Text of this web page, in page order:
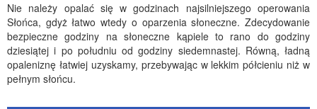
Nie należy opalać się w godzinach najsilniejszego operowania
Słońca, gdyż łatwo wtedy o oparzenia słoneczne. Zdecydowanie
bezpieczne godziny na słoneczne kąpiele to rano do godziny
dziesiątej i po południu od godziny siedemnastej. Równą, ładną
opaleniznę łatwiej uzyskamy, przebywając w lekkim półcieniu niż w
pełnym słońcu.